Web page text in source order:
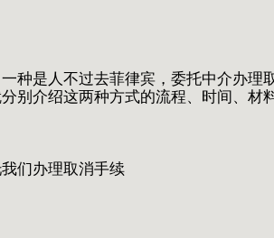
种是人不过去菲律宾，委托中介办理
别介绍这两种方式的流程、时间、材料
们办理取消手续